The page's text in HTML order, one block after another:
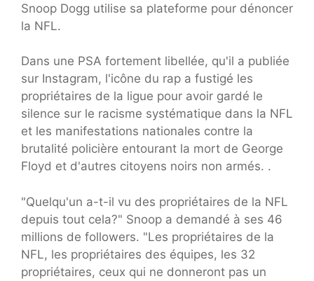
Snoop Dogg utilise sa plateforme pour dénoncer
la NFL.
Dans une PSA fortement libellée, qu'il a publiée
sur Instagram, l'icône du rap a fustigé les
propriétaires de la ligue pour avoir gardé le
silence sur le racisme systématique dans la NFL
et les manifestations nationales contre la
brutalité policière entourant la mort de George
Floyd et d'autres citoyens noirs non armés. .
"Quelqu'un a-t-il vu des propriétaires de la NFL
depuis tout cela?" Snoop a demandé à ses 46
millions de followers. "Les propriétaires de la
NFL, les propriétaires des équipes, les 32
propriétaires, ceux qui ne donneront pas un